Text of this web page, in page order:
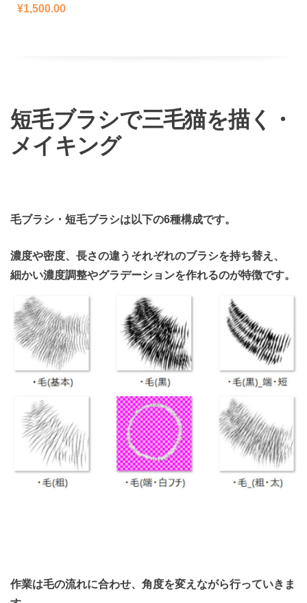
¥1,500.00
短毛ブラシで三毛猫を描く・
メイキング
毛ブラシ・短毛ブラシは以下の6種構成です。
濃度や密度、長さの違うそれぞれのブラシを持ち替え、
細かい濃度調整やグラデーションを作れるのが特徴です。
作業は毛の流れに合わせ、角度を変えながら行っていきま